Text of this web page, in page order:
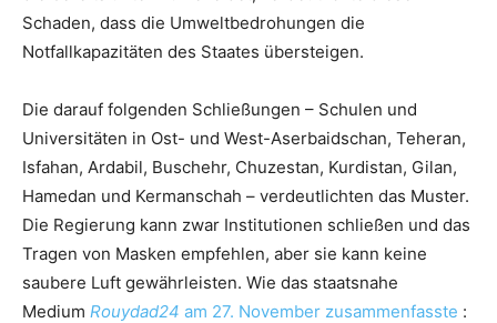
Schaden, dass die Umweltbedrohungen die
Notfallkapazitäten des Staates übersteigen.
Die darauf folgenden Schließungen – Schulen und
Universitäten in Ost- und West-Aserbaidschan, Teheran,
Isfahan, Ardabil, Buschehr, Chuzestan, Kurdistan, Gilan,
Hamedan und Kermanschah – verdeutlichten das Muster.
Die Regierung kann zwar Institutionen schließen und das
Tragen von Masken empfehlen, aber sie kann keine
saubere Luft gewährleisten. Wie das staatsnahe
Medium Rouydad24 am 27. November zusammenfasste :